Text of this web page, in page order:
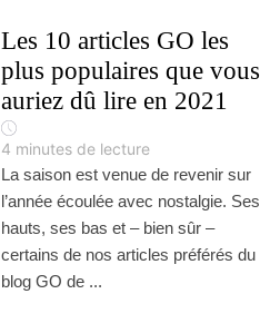
Les 10 articles GO les
plus populaires que vous
auriez dû lire en 2021
4 minutes de lecture
La saison est venue de revenir sur
l’année écoulée avec nostalgie. Ses
hauts, ses bas et – bien sûr –
certains de nos articles préférés du
blog GO de ...